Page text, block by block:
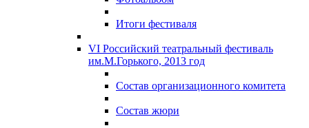
Итоги фестиваля
VI Российский театральный фестиваль
им.М.Горького, 2013 год
Состав организационного комитета
Состав жюри